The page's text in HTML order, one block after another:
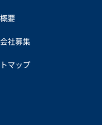
要
社募集
マップ